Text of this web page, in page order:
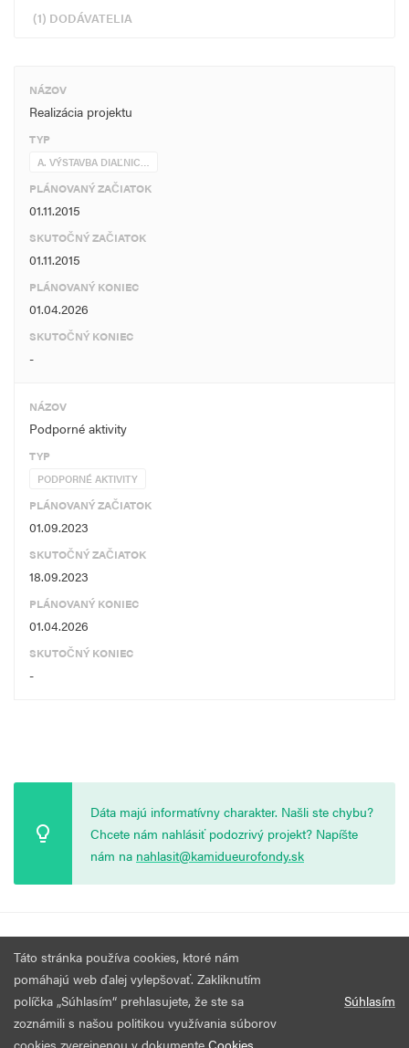
(1) DODÁVATELIA
NÁZOV
Realizácia projektu
TYP
A. VÝSTAVBA DIAĽNIC…
PLÁNOVANÝ ZAČIATOK
01.11.2015
SKUTOČNÝ ZAČIATOK
01.11.2015
PLÁNOVANÝ KONIEC
01.04.2026
SKUTOČNÝ KONIEC
-
NÁZOV
Podporné aktivity
TYP
PODPORNÉ AKTIVITY
PLÁNOVANÝ ZAČIATOK
01.09.2023
SKUTOČNÝ ZAČIATOK
18.09.2023
PLÁNOVANÝ KONIEC
01.04.2026
SKUTOČNÝ KONIEC
-
Dáta majú informatívny charakter. Našli ste chybu?
Chcete nám nahlásiť podozrivý projekt? Napíšte
nám na nahlasit@kamidueurofondy.sk
Všetky práva vyhradené.
Táto stránka používa cookies, ktoré nám
pomáhajú web ďalej vylepšovať. Zakliknutím
políčka „Súhlasím“ prehlasujete, že ste sa
zoznámili s našou politikou využívania súborov
cookies zverejnenou v dokumente Cookies
Súhlasím